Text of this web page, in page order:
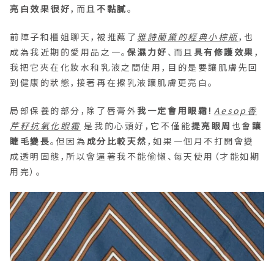
亮白效果很好，而且不黏膩。
前陣子和櫃姐聊天，被推薦了 雅詩蘭黛的經典小棕瓶，也
成為我近期的愛用品之一。 保濕力好 、而且 具有修護效果 ，
我把它夾在化妝水和乳液之間使用，目的是要讓肌膚先回
到健康的狀態，接著再在擦乳液讓肌膚更亮白。
局部保養的部分，除了唇膏外 我一定會用眼霜！ Aesop香
芹籽抗氧化眼霜 是我的心頭好，它不僅能提亮眼周 也會讓
睫毛變長。但因為 成分比較天然 ，如果一個月不打開會變
成透明固態，所以會逼著我不能偷懶、每天使用（才能如期
用完）。